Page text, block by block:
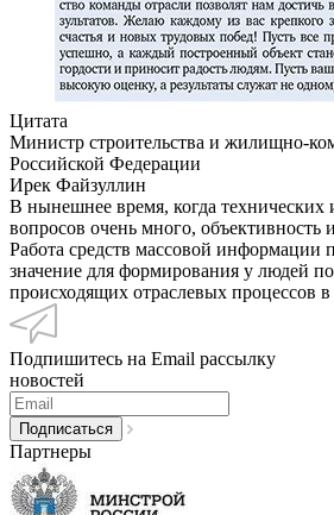
Цитата
Министр строительства и жилищно-
Российской Федерации
Ирек Файзуллин
В нынешнее время, когда технических
вопросов очень много, объективность
Работа средств массовой информации
значение для формирования у людей
происходящих отраслевых процессов
Подпишитесь на Email рассылку
новостей
Партнеры